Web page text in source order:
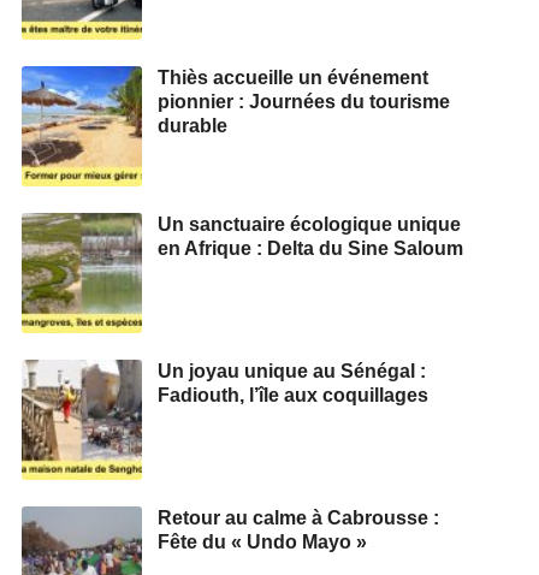
Thiès accueille un événement
pionnier : Journées du tourisme
durable
Un sanctuaire écologique unique
en Afrique : Delta du Sine Saloum
Un joyau unique au Sénégal :
Fadiouth, l’île aux coquillages
Retour au calme à Cabrousse :
Fête du « Undo Mayo »